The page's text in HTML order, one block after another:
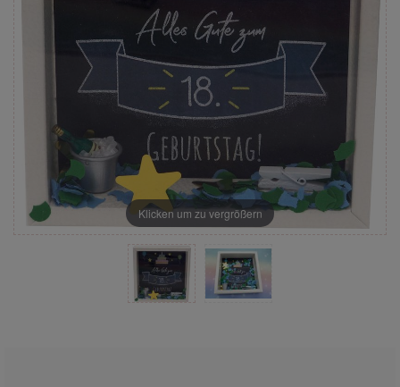
Klicken um zu vergrößern